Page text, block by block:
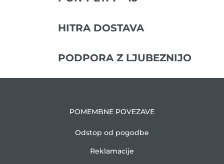
HITRA DOSTAVA
PODPORA Z LJUBEZNIJO
POMEMBNE POVEZAVE
Odstop od pogodbe
Reklamacije